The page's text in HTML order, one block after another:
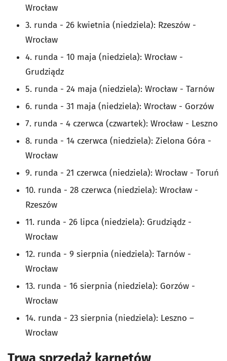
Wrocław
3. runda - 26 kwietnia (niedziela): Rzeszów -
Wrocław
4. runda - 10 maja (niedziela): Wrocław -
Grudziądz
5. runda - 24 maja (niedziela): Wrocław - Tarnów
6. runda - 31 maja (niedziela): Wrocław - Gorzów
7. runda - 4 czerwca (czwartek): Wrocław - Leszno
8. runda - 14 czerwca (niedziela): Zielona Góra -
Wrocław
9. runda - 21 czerwca (niedziela): Wrocław - Toruń
10. runda - 28 czerwca (niedziela): Wrocław -
Rzeszów
11. runda - 26 lipca (niedziela): Grudziądz -
Wrocław
12. runda - 9 sierpnia (niedziela): Tarnów -
Wrocław
13. runda - 16 sierpnia (niedziela): Gorzów -
Wrocław
14. runda - 23 sierpnia (niedziela): Leszno –
Wrocław